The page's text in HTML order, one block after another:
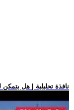
.. نافذة تحليلية | هل